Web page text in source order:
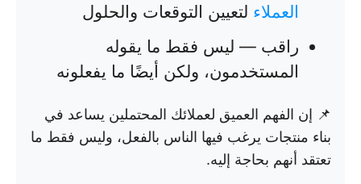
العملاء لتعيين التوقعات والحلول
راقب — ليس فقط ما يقوله
المستخدمون، ولكن أيضًا ما يفعلونه
📌 إن الفهم العميق لعملائك المحتملين يساعد في
بناء منتجات يرغب فيها الناس بالفعل، وليس فقط ما
تعتقد أنهم بحاجة إليه.